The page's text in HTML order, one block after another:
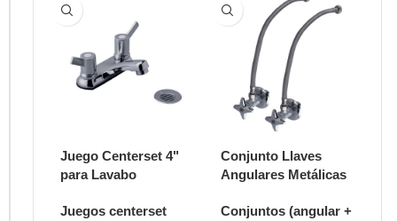
Juego Centerset 4"
para Lavabo
Juegos centerset
Conjunto Llaves
Angulares Metálicas
Flexible 16" para
Conjuntos (angular +